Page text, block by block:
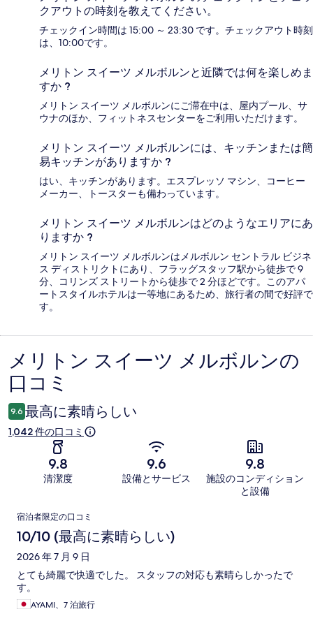
クアウトの時刻を教えてください。
チェックイン時間は 15:00 ～ 23:30 です。チェックアウト時刻
は、10:00です。
メリトン スイーツ メルボルンと近隣では何を楽しめま
すか ?
メリトン スイーツ メルボルンにご滞在中は、屋内プール、サ
ウナのほか、フィットネスセンターをご利用いただけます。
メリトン スイーツ メルボルンには、キッチンまたは簡
易キッチンがありますか ?
はい、キッチンがあります。エスプレッソ マシン、コーヒー
メーカー、トースターも備わっています。
メリトン スイーツ メルボルンはどのようなエリアにあ
りますか ?
メリトン スイーツ メルボルンはメルボルン セントラル ビジネ
ス ディストリクトにあり、フラッグスタッフ駅から徒歩で 9
分、コリンズ ストリートから徒歩で 2 分ほどです。このアパ
ートスタイルホテルは一等地にあるため、旅行者の間で好評で
す。
口
コ
ミ
メリトン スイーツ メルボルンの
口コミ
9.6 最高に素晴らしい
1,042 件の口コミ
9.8
清潔度
9.6
設備とサービス
9.8
施設のコンディション
と設備
口
コ
ミ
宿泊者限定の口コミ
10/10 (最高に素晴らしい)
2026 年 7 月 9 日
とても綺麗で快適でした。 スタッフの対応も素晴らしかったで
す。
AYAMI、7 泊旅行